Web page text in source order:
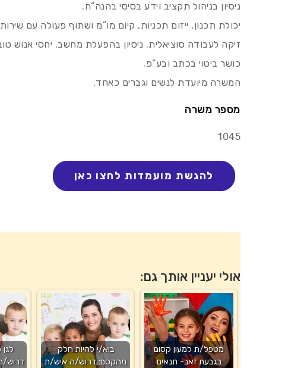
ניסיון בניהול תקציב וידע בסיסי בהנה”ח.
יכולת תכנון, ייזום תכניות, קיום מו”מ ושתוף פעולה עם
זיקה לעבודה סוציאלית. ניסיון בהפעלת מחשב. יחסי אנוש
כושר ביטוי בכתב ובע”פ.
המשרה מיועדת לנשים וגברים כאחד.
מספר משרה
1045
אולי יעניין אותך גם:
בוא/י להיות חלק
מהקסם: דרוש/ה איש/ת
מטפל/ת למעון קסום
בגבעת זאב- תנאים